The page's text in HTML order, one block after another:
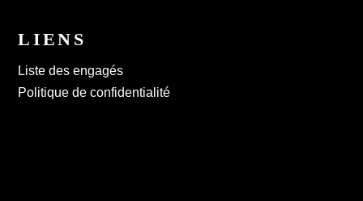
LIENS
Liste des engagés
Politique de confidentialité